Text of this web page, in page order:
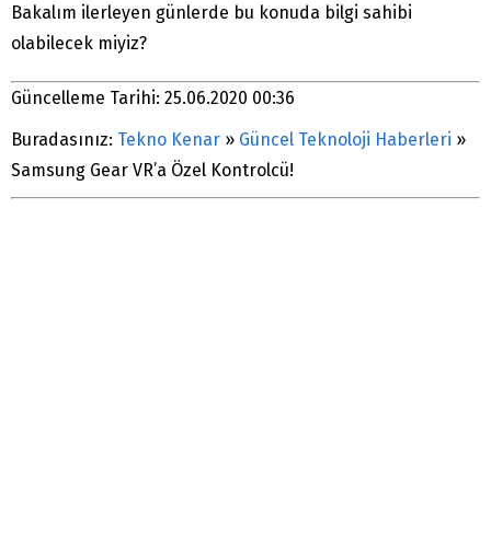
Bakalım ilerleyen günlerde bu konuda bilgi sahibi
olabilecek miyiz?
Güncelleme Tarihi: 25.06.2020 00:36
Buradasınız: Tekno Kenar » Güncel Teknoloji Haberleri »
Samsung Gear VR’a Özel Kontrolcü!